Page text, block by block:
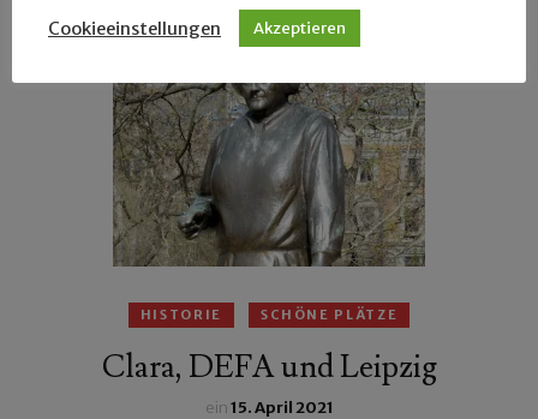
HISTORIE SCHÖNE PLÄTZE
Clara, DEFA und Leipzig
ein15. April 2021
Cookieeinstellungen Akzeptieren